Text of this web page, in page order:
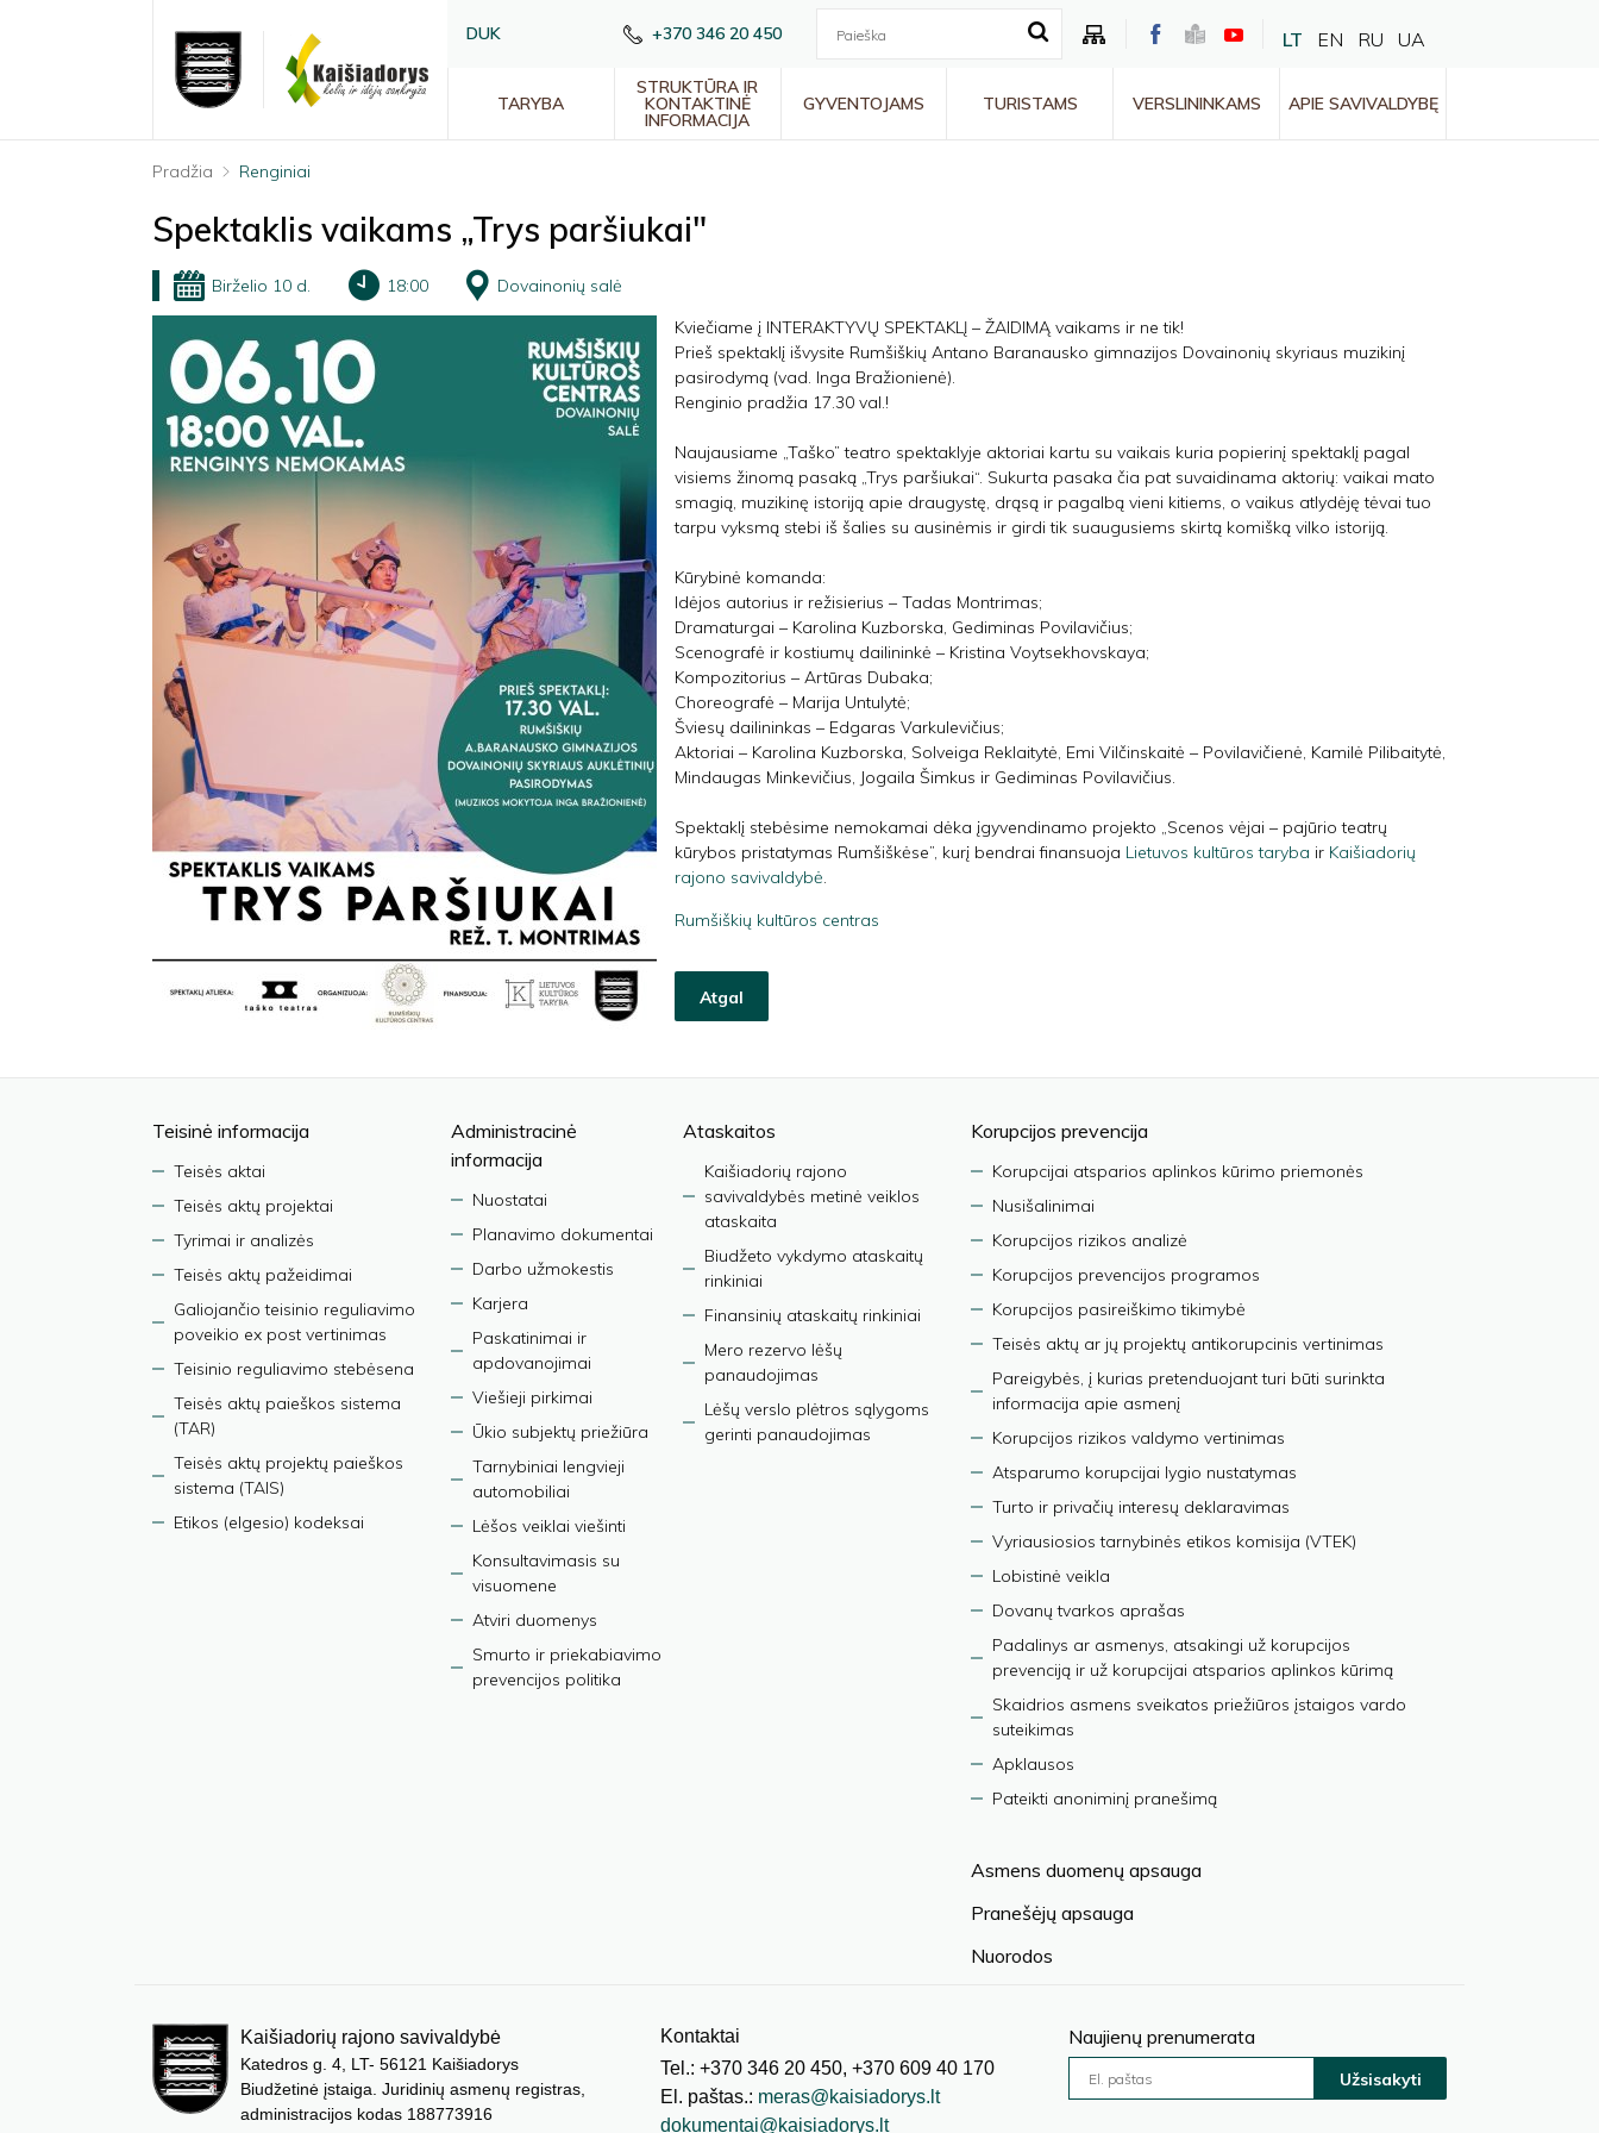
DUK +370 346 20 450 LT EN RU UA
TARYBA
STRUKTŪRA IR
KONTAKTINĖ
INFORMACIJA
GYVENTOJAMS TURISTAMS VERSLININKAMS APIE SAVIVALDYBĘ
Pradžia Renginiai
Spektaklis vaikams „Trys paršiukai"
Birželio 10 d. 18:00
Dovainonių salė
Kviečiame į INTERAKTYVŲ SPEKTAKLĮ – ŽAIDIMĄ vaikams ir ne tik!
Prieš spektaklį išvysite Rumšiškių Antano Baranausko gimnazijos Dovainonių skyriaus muzikinį
pasirodymą (vad. Inga Bražionienė).
Renginio pradžia 17.30 val.!
Naujausiame „Taško” teatro spektaklyje aktoriai kartu su vaikais kuria popierinį spektaklį pagal
visiems žinomą pasaką „Trys paršiukai“. Sukurta pasaka čia pat suvaidinama aktorių: vaikai mato
smagią, muzikinę istoriją apie draugystę, drąsą ir pagalbą vieni kitiems, o vaikus atlydėję tėvai tuo
tarpu vyksmą stebi iš šalies su ausinėmis ir girdi tik suaugusiems skirtą komišką vilko istoriją.
Kūrybinė komanda:
Idėjos autorius ir režisierius – Tadas Montrimas;
Dramaturgai – Karolina Kuzborska, Gediminas Povilavičius;
Scenografė ir kostiumų dailininkė – Kristina Voytsekhovskaya;
Kompozitorius – Artūras Dubaka;
Choreografė – Marija Untulytė;
Šviesų dailininkas – Edgaras Varkulevičius;
Aktoriai – Karolina Kuzborska, Solveiga Reklaitytė, Emi Vilčinskaitė – Povilavičienė, Kamilė Pilibaitytė,
Mindaugas Minkevičius, Jogaila Šimkus ir Gediminas Povilavičius.
Spektaklį stebėsime nemokamai dėka įgyvendinamo projekto „Scenos vėjai – pajūrio teatrų
kūrybos pristatymas Rumšiškėse”, kurį bendrai finansuoja Lietuvos kultūros taryba ir Kaišiadorių
rajono savivaldybė.
Rumšiškių kultūros centras
Atgal
Teisinė informacija
Teisės aktai
Teisės aktų projektai
Tyrimai ir analizės
Teisės aktų pažeidimai
Galiojančio teisinio reguliavimo
poveikio ex post vertinimas
Teisinio reguliavimo stebėsena
Teisės aktų paieškos sistema
(TAR)
Teisės aktų projektų paieškos
sistema (TAIS)
Etikos (elgesio) kodeksai
Administracinė
informacija
Nuostatai
Planavimo dokumentai
Darbo užmokestis
Karjera
Paskatinimai ir
apdovanojimai
Viešieji pirkimai
Ūkio subjektų priežiūra
Tarnybiniai lengvieji
automobiliai
Lėšos veiklai viešinti
Konsultavimasis su
visuomene
Atviri duomenys
Smurto ir priekabiavimo
prevencijos politika
Ataskaitos
Kaišiadorių rajono
savivaldybės metinė veiklos
ataskaita
Biudžeto vykdymo ataskaitų
rinkiniai
Finansinių ataskaitų rinkiniai
Mero rezervo lėšų
panaudojimas
Lėšų verslo plėtros sąlygoms
gerinti panaudojimas
Korupcijos prevencija
Korupcijai atsparios aplinkos kūrimo priemonės
Nusišalinimai
Korupcijos rizikos analizė
Korupcijos prevencijos programos
Korupcijos pasireiškimo tikimybė
Teisės aktų ar jų projektų antikorupcinis vertinimas
Pareigybės, į kurias pretenduojant turi būti surinkta
informacija apie asmenį
Korupcijos rizikos valdymo vertinimas
Atsparumo korupcijai lygio nustatymas
Turto ir privačių interesų deklaravimas
Vyriausiosios tarnybinės etikos komisija (VTEK)
Lobistinė veikla
Dovanų tvarkos aprašas
Padalinys ar asmenys, atsakingi už korupcijos
prevenciją ir už korupcijai atsparios aplinkos kūrimą
Skaidrios asmens sveikatos priežiūros įstaigos vardo
suteikimas
Apklausos
Pateikti anoniminį pranešimą
Asmens duomenų apsauga
Pranešėjų apsauga
Nuorodos
Kaišiadorių rajono savivaldybė
Katedros g. 4, LT- 56121 Kaišiadorys
Biudžetinė įstaiga. Juridinių asmenų registras,
administracijos kodas 188773916
Kontaktai
Tel.: +370 346 20 450, +370 609 40 170
El. paštas.: meras@kaisiadorys.lt
dokumentai@kaisiadorys.lt
Naujienų prenumerata
Užsisakyti